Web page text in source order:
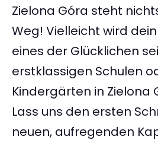
Zielona Góra steht
Weg! Vielleicht wird
eines der Glücklichen
erstklassigen Schulen
Kindergärten in Zielona
Lass uns den ersten
neuen, aufregenden